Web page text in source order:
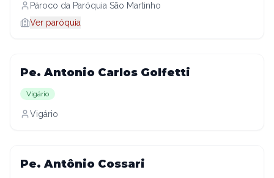
Pároco da Paróquia São Martinho
Ver paróquia
Pe. Antonio Carlos Golfetti
Vigário
Vigário
Pe. Antônio Cossari